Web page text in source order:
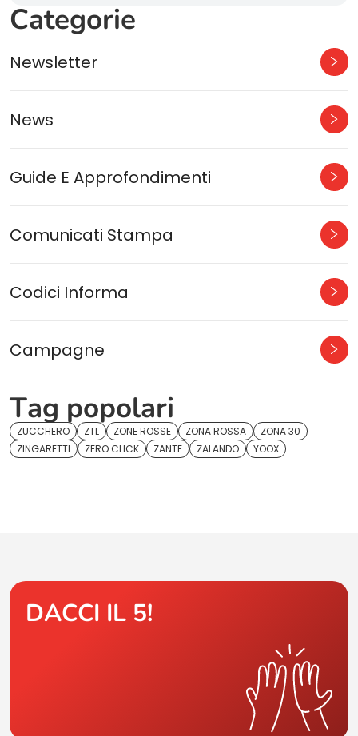
Categorie
Newsletter
News
Guide E Approfondimenti
Comunicati Stampa
Codici Informa
Campagne
Tag popolari
ZUCCHERO ZTL ZONE ROSSE ZONA ROSSA
ZONA 30
ZINGARETTI
ZERO CLICK ZANTE ZALANDO YOOX
DACCI IL 5!